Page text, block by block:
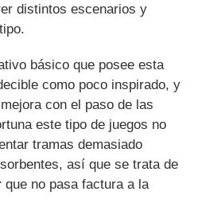
distintos escenarios y
básico que posee esta
como poco inspirado, y
con el paso de las
este tipo de juegos no
tramas demasiado
así que se trata de
que no pasa factura a la